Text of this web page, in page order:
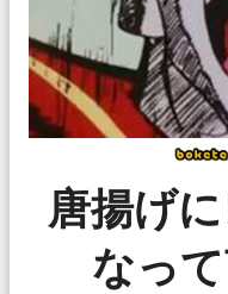
唐揚げ
なっ